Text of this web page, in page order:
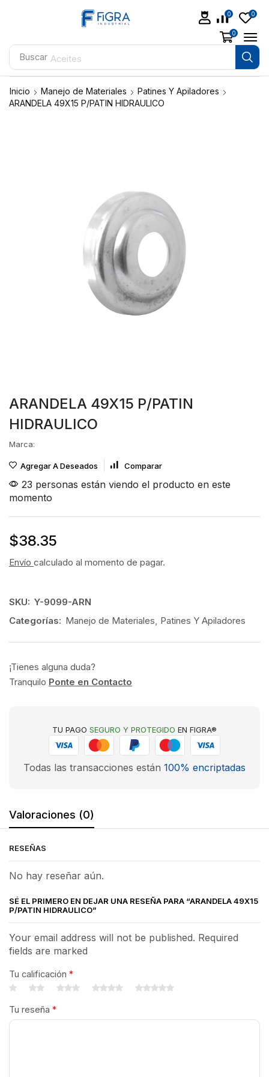
Buscar Aceites
0 0
0
Inicio Manejo de Materiales
Patines Y Apiladores
ARANDELA 49X15 P/PATIN HIDRAULICO
ARANDELA 49X15 P/PATIN
HIDRAULICO
Marca:
Agregar A Deseados Comparar
23 personas están viendo el producto en este
momento
$38.35
Envío calculado al momento de pagar.
SKU: Y-9099-ARN
Categorías: Manejo de Materiales, Patines Y Apiladores
¡Tienes alguna duda?
Tranquilo Ponte en Contacto
TU PAGO SEGURO Y PROTEGIDO EN FIGRA®
Todas las transacciones están 100% encriptadas
Valoraciones (0)
RESEÑAS
No hay reseñar aún.
SÉ EL PRIMERO EN DEJAR UNA RESEÑA PARA “ARANDELA 49X15
P/PATIN HIDRAULICO”
Your email address will not be published. Required
fields are marked
Tu calificación *
Tu reseña *